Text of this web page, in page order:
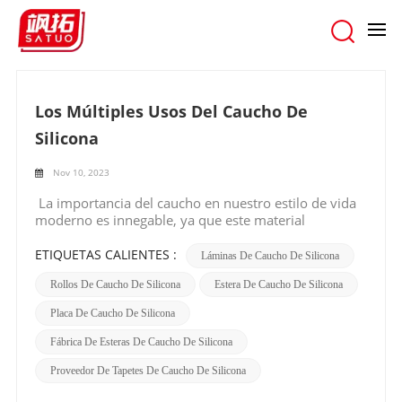
Los Múltiples Usos Del Caucho De
Silicona
Nov 10, 2023
La importancia del caucho en nuestro estilo de vida
moderno es innegable, ya que este material
tareas y ha llegado a ser ampliamente utilizado en
Es particularmente importante para muchos procesos
industriales especializados, así como para fines
domésticos. Entre los distintos tipos de caucho, la
silicona se considera uno de los mejores materiales y
Algunas propiedades notables del caucho de silicona
ETIQUETAS CALIENTES : Láminas De Caucho De Silicona
Rollos De Caucho De Silicona Estera De Caucho De Silicona
Placa De Caucho De Silicona
Fábrica De Esteras De Caucho De Silicona
Proveedor De Tapetes De Caucho De Silicona